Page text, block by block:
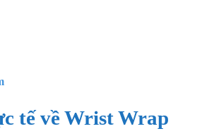
tế về Wrist Wrap